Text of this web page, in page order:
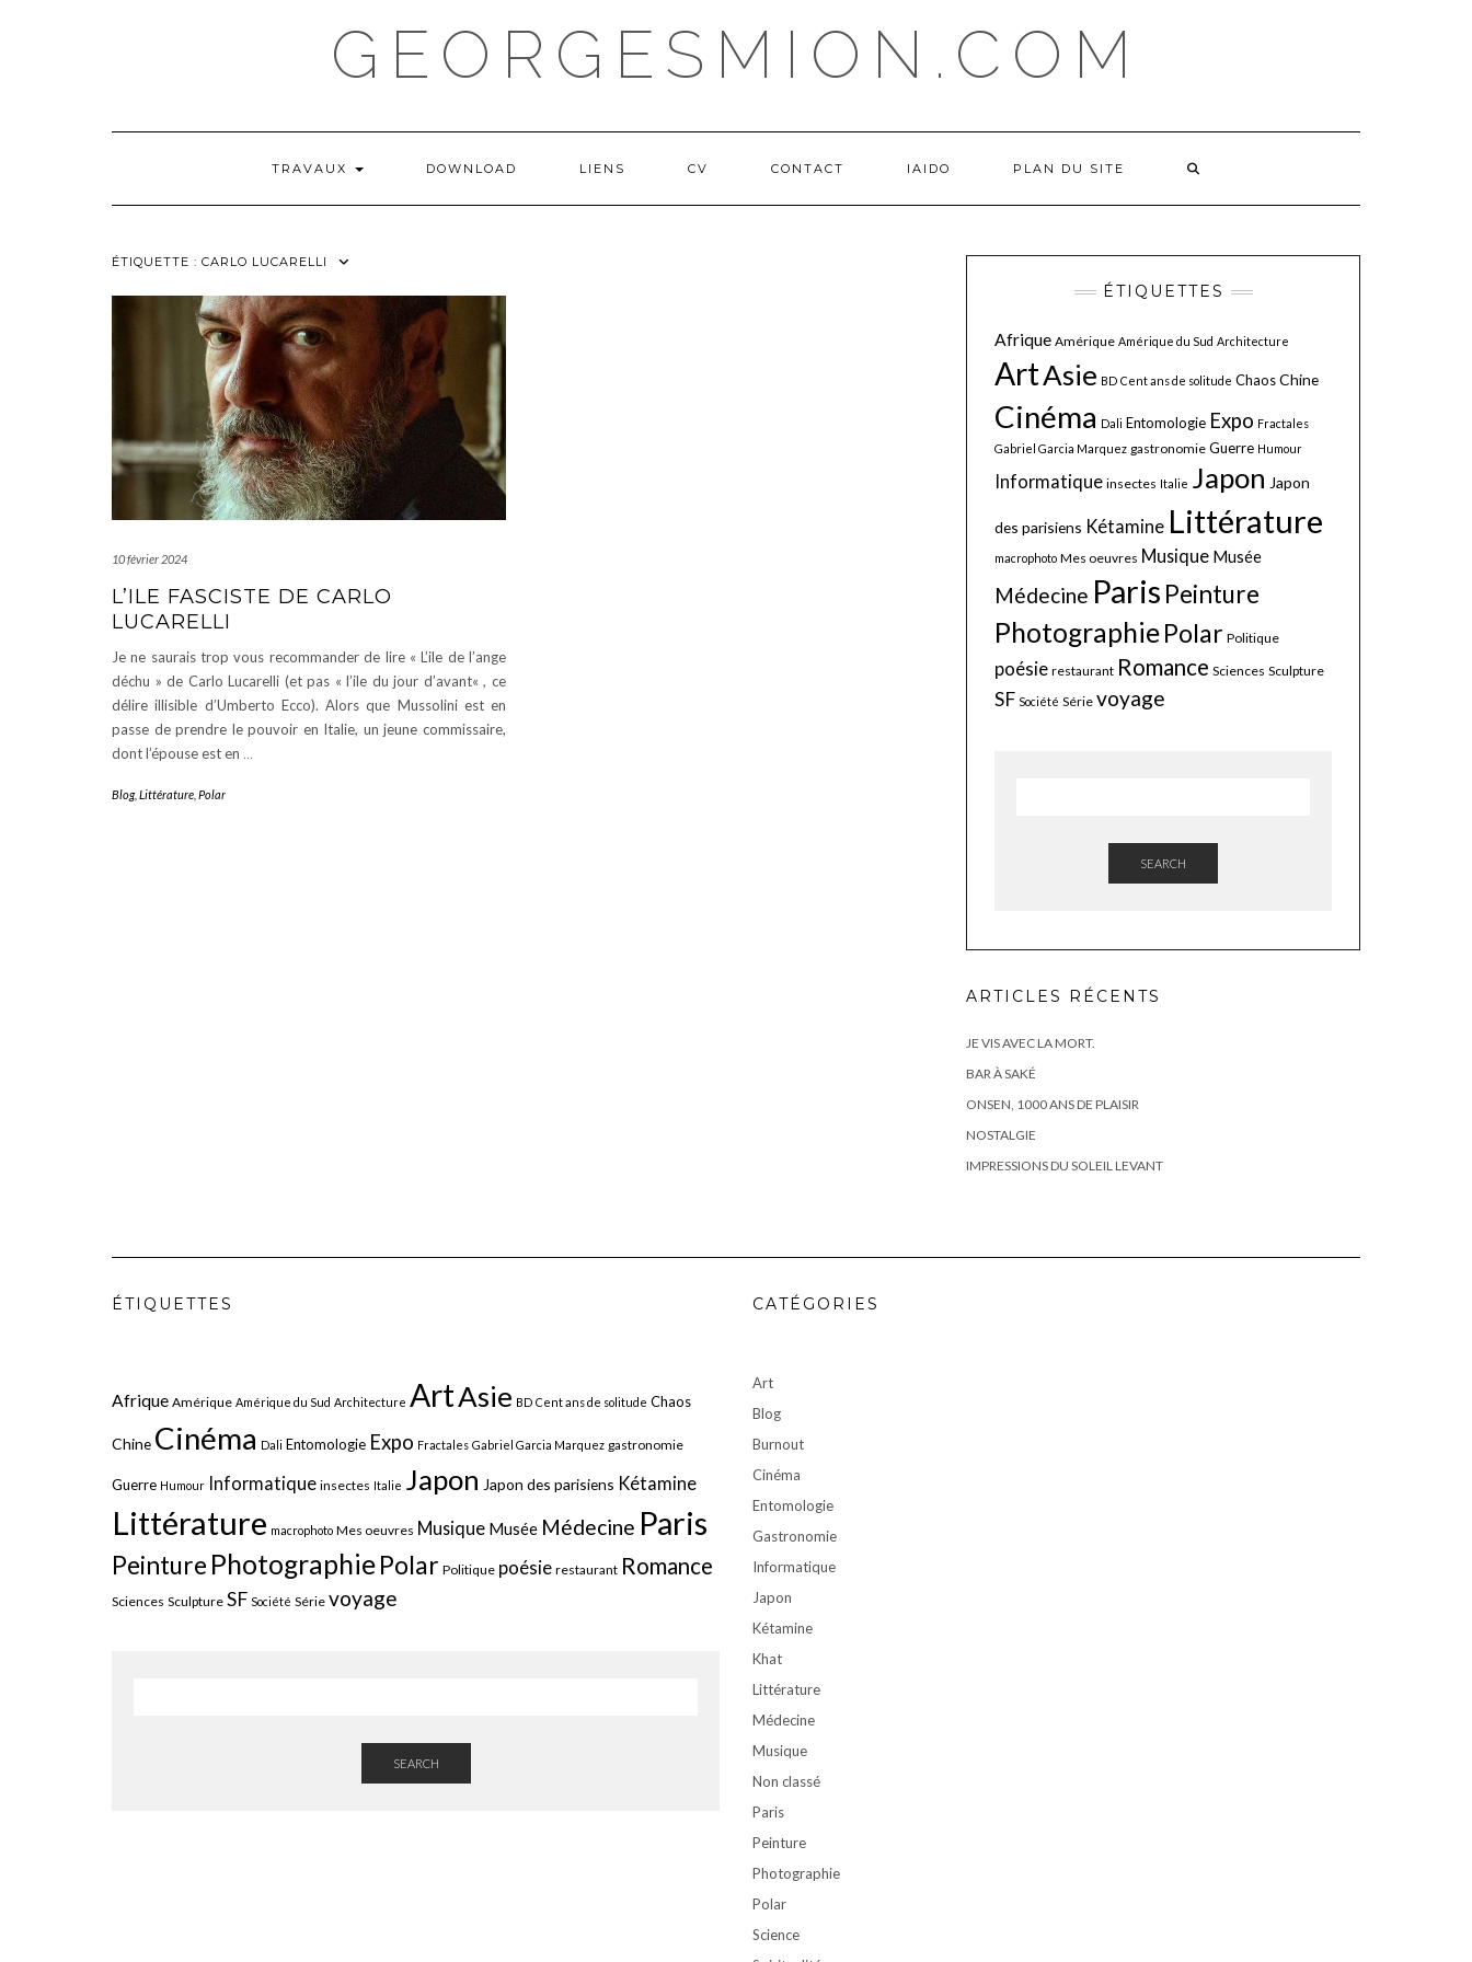
GEORGESMION.COM
TRAVAUX DOWNLOAD LIENS CV CONTACT IAIDO PLAN DU SITE
ÉTIQUETTE : CARLO LUCARELLI
10 février 2024
L’ILE FASCISTE DE CARLO
LUCARELLI
Je ne saurais trop vous recommander de lire « L’ile de l’ange
déchu » de Carlo Lucarelli (et pas « l’ile du jour d’avant« , ce
délire illisible d’Umberto Ecco). Alors que Mussolini est en
passe de prendre le pouvoir en Italie, un jeune commissaire,
dont l’épouse est en …
Blog, Littérature Polar
ÉTIQUETTES
Afrique Amérique Amérique du Sud Architecture
ArtAsie BD Cent ans de solitude ChaosChine
Cinéma Dali Entomologie Expo Fractales
Gabriel Garcia Marquez gastronomie Guerre Humour
Informatique insectes Italie Japon Japon
des parisiens Kétamine Littérature
macrophoto Mes oeuvres Musique Musée
Médecine Paris Peinture
PhotographiePolar Politique
poésie restaurant Romance Sciences Sculpture
SF Société Série voyage
SEARCH
ARTICLES RÉCENTS
JE VIS AVEC LA MORT.
BAR À SAKÉ
ONSEN, 1000 ANS DE PLAISIR
NOSTALGIE
IMPRESSIONS DU SOLEIL LEVANT
ÉTIQUETTES
Afrique Amérique Amérique du Sud Architecture ArtAsie BD Cent ans de solitude Chaos
Chine Cinéma Dali Entomologie Expo Fractales Gabriel Garcia Marquez gastronomie
Guerre Humour Informatique insectes Italie Japon Japon des parisiens Kétamine
Littérature macrophoto Mes oeuvres Musique Musée Médecine Paris
Peinture PhotographiePolar Politique poésie restaurant Romance
Sciences Sculpture SF Société Série voyage
SEARCH
CATÉGORIES
Art
Blog
Burnout
Cinéma
Entomologie
Gastronomie
Informatique
Japon
Kétamine
Khat
Littérature
Médecine
Musique
Non classé
Paris
Peinture
Photographie
Polar
Science